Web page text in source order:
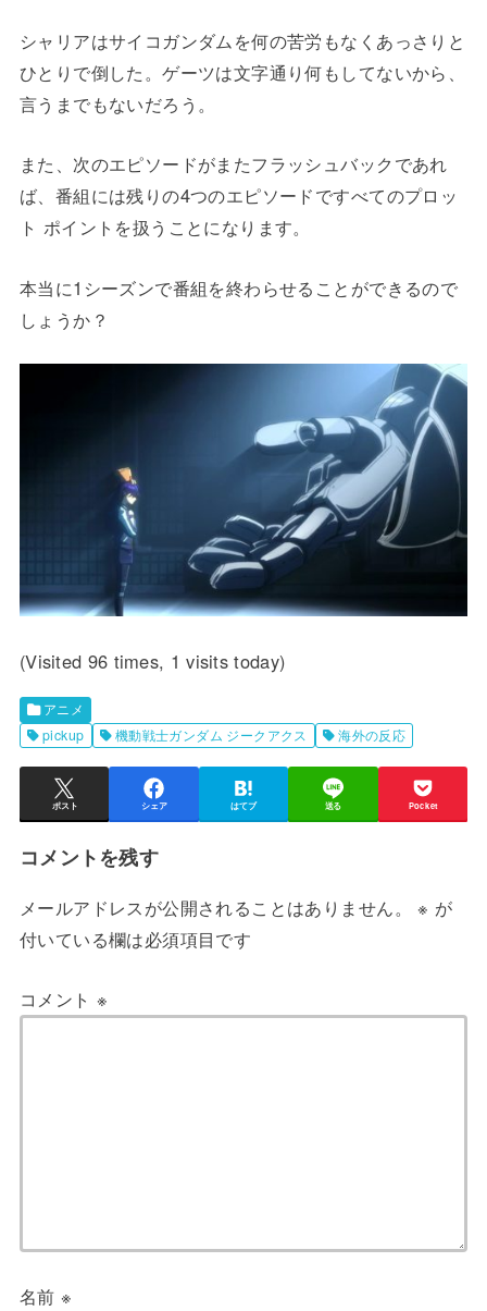
シャリアはサイコガンダムを何の苦労もなくあっさりと
ひとりで倒した。ゲーツは文字通り何もしてないから、
言うまでもないだろう。
また、次のエピソードがまたフラッシュバックであれ
ば、番組には残りの4つのエピソードですべてのプロッ
ト ポイントを扱うことになります。
本当に1シーズンで番組を終わらせることができるので
しょうか？
(Visited 96 times, 1 visits today)
アニメ
pickup
機動戦士ガンダム ジークアクス 海外の反応
ポスト シェア はてブ 送る Pocket
コメントを残す
メールアドレスが公開されることはありません。 ※ が
付いている欄は必須項目です
コメント ※
名前※